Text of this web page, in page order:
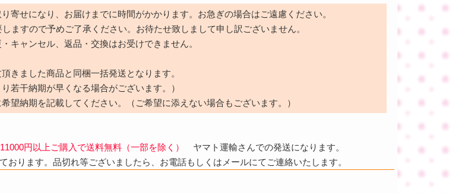
寄せになり、お届けまでに時間がかかります。お急ぎの場合はご遠慮ください。
ますので予めご了承ください。お待たせ致しまして申し訳ございません。
キャンセル、返品・交換はお受けできません。
きました商品と同梱一括発送となります。
若干納期が早くなる場合がございます。）
望納期を記載してください。（ご希望に添えない場合もございます。）
円以上ご購入で送料無料（一部を除く）
ヤマト運輸さんでの発送になります。
ります。品切れ等ございましたら、お電話もしくはメールにてご連絡いたします。